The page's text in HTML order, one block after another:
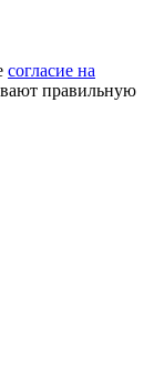
согласие на
правильную